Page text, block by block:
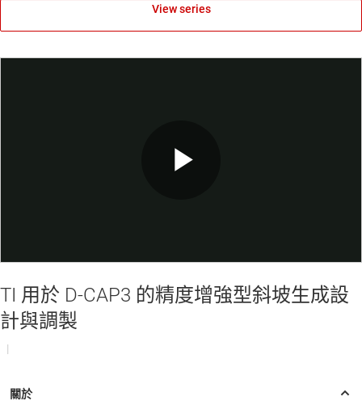
Video
TI 用於 D-CAP3 的精度增強型斜坡生成設
計與調製
|
View series